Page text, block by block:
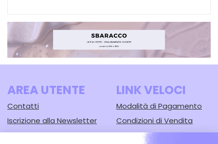
AREA UTENTE
Contatti
Iscrizione alla Newsletter
Informativa Privacy
LINK VELOCI
Modalità di Pagamento
Condizioni di Vendita
Modalità di Spedizione e